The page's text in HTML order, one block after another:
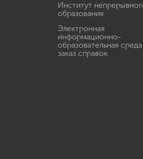
Институт
образования
Электронная
информационно-
образовательная
заказ справок